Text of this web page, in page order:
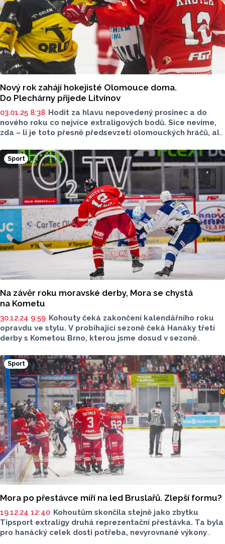
Nový rok zahájí hokejisté Olomouce doma.
Do Plechárny přijede Litvínov
03.01.25 8:38 Hodit za hlavu nepovedený prosinec a do
nového roku co nejvíce extraligových bodů. Sice nevíme,
zda – li je toto přesně předsevzetí olomouckých hráčů, ale
nebudou mít Hanáci lehké, soupeřem bude Litvínov, který
na sklonku roku vystřídal v čele Tipsport extraligy.
Zaskočí Mora vedoucí tým? To zjistíme v pátek od 18
hodin, kdy zápas s Vervou začne.
Sport
Na závěr roku moravské derby, Mora se chystá
na Kometu
30.12.24 9:59 Kohouty čeká zakončení kalendářního roku
opravdu ve stylu. V probíhající sezoně čeká Hanáky třetí
derby s Kometou Brno, kterou jsme dosud v sezoně
si Olomouc odvezla dosud jediné tříbodové vítězství
z venkovního ledu. Zaznamenají olomoučtí po delší
odmlce plný bodový zisk? Zápas začne dnes v 18 hodin.
Sport
Mora po přestávce míří na led Bruslařů. Zlepší formu?
19.12.24 12:40 Kohoutům skončila stejně jako zbytku
Tipsport extraligy druhá reprezentační přestávka. Ta byla
pro hanácký celek dosti potřeba, nevyrovnané výkony